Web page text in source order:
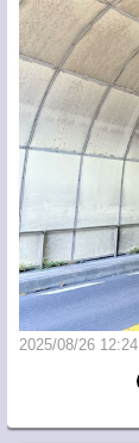
2025/08/26 12:24